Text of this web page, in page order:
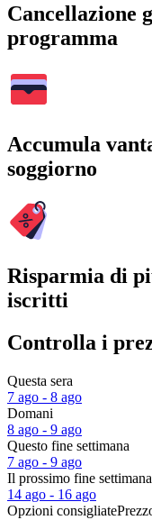
Cancellazione
programma
Accumula
soggiorno
Risparmia di
iscritti
Controlla i
Questa sera
7 ago - 8 ago
Domani
8 ago - 9 ago
Questo fine settimana
7 ago - 9 ago
Il prossimo fine settimana
14 ago - 16 ago
Opzioni consigliate